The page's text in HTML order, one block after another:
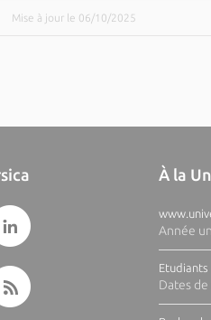
Mise à jour le 06/10/2025
À la
Année
Dates